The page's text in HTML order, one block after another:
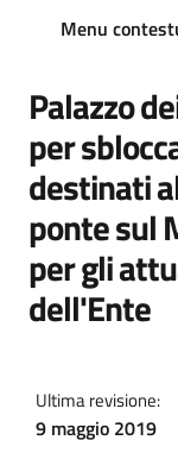
Menu
Palazzo
per
destinati
ponte sul
per gli
dell'Ente
Ultima revisione:
9 maggio 2019